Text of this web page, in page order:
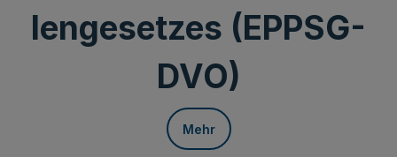
lengesetzes (EPPSG-
DVO)
Mehr